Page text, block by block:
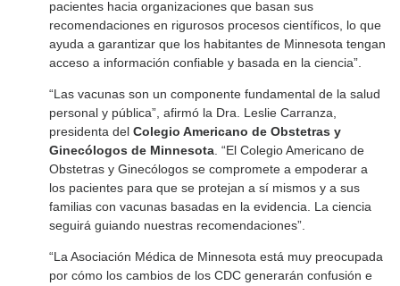
pacientes hacia organizaciones que basan sus
recomendaciones en rigurosos procesos científicos, lo que
ayuda a garantizar que los habitantes de Minnesota tengan
acceso a información confiable y basada en la ciencia”.
“Las vacunas son un componente fundamental de la salud
personal y pública”, afirmó la Dra. Leslie Carranza,
presidenta del Colegio Americano de Obstetras y
Ginecólogos de Minnesota. “El Colegio Americano de
Obstetras y Ginecólogos se compromete a empoderar a
los pacientes para que se protejan a sí mismos y a sus
familias con vacunas basadas en la evidencia. La ciencia
seguirá guiando nuestras recomendaciones”.
“La Asociación Médica de Minnesota está muy preocupada
por cómo los cambios de los CDC generarán confusión e